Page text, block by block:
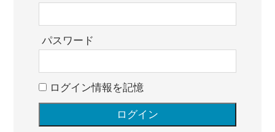
パスワード
ログイン情報を記憶